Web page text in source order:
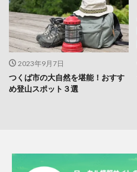
2023年9月7日
つくば市の大自然を堪能！おすす
め登山スポット３選